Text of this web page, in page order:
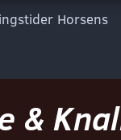
Horsens
&